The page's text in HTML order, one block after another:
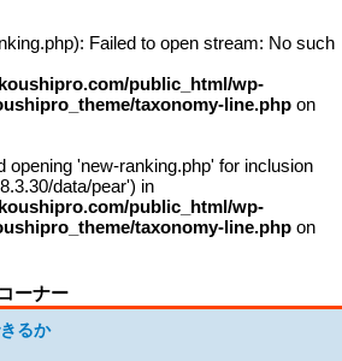
Failed to open stream: No such
public_html/wp-
taxonomy-line.php on
opening 'new-ranking.php' for inclusion
data/pear') in
public_html/wp-
taxonomy-line.php on
ーナー
るか